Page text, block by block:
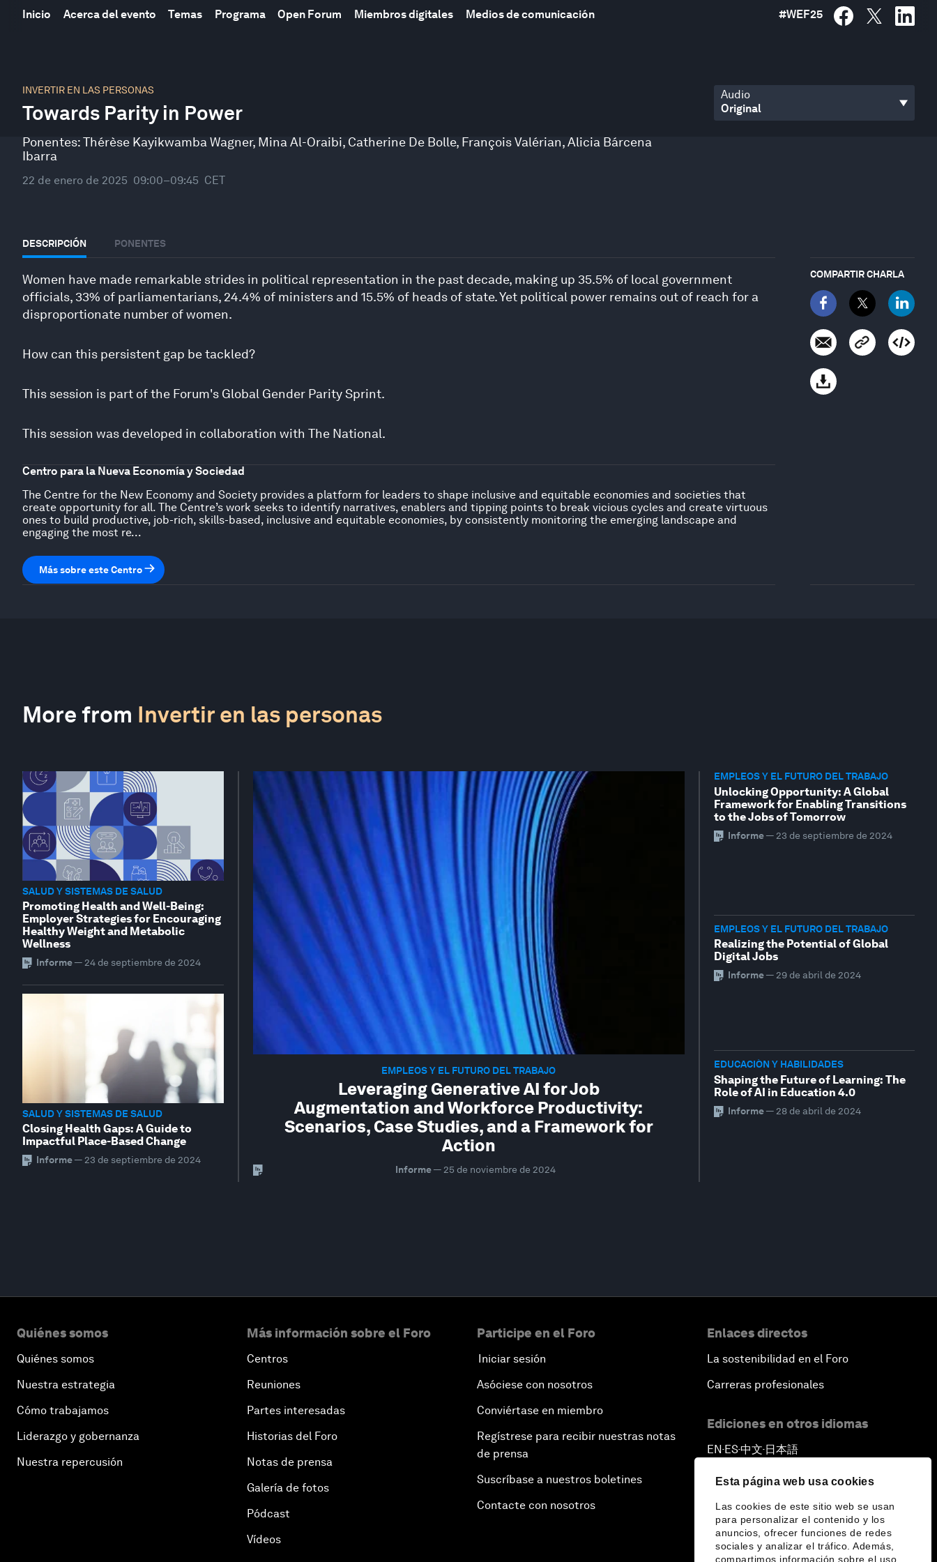
Esta página web usa cookies
Las cookies de este sitio web se usan
para personalizar el contenido y los
anuncios, ofrecer funciones de redes
sociales y analizar el tráfico. Además,
compartimos información sobre el uso
Inicio Acerca del evento Temas Programa Open Forum Miembros digitales Medios de comunicación #WEF25
INVERTIR EN LAS PERSONAS
Towards Parity in Power
Ponentes:Thérèse Kayikwamba Wagner, Mina Al-Oraibi, Catherine De Bolle, François Valérian,Alicia Bárcena
Ibarra
22 de enero de 2025 09:00–09:45 CET
Audio
DESCRIPCIÓN PONENTES
Women have made remarkable strides in political representation in the past decade, making up 35.5% of local government
officials, 33% of parliamentarians, 24.4% of ministers and 15.5% of heads of state. Yet political power remains out of reach for a
disproportionate number of women.
How can this persistent gap be tackled?
This session is part of the Forum's Global Gender Parity Sprint.
This session was developed in collaboration with The National.
Centro para la Nueva Economía y Sociedad
The Centre for the New Economy and Society provides a platform for leaders to shape inclusive and equitable economies and societies that
create opportunity for all. The Centre’s work seeks to identify narratives, enablers and tipping points to break vicious cycles and create virtuous
ones to build productive, job-rich, skills-based, inclusive and equitable economies, by consistently monitoring the emerging landscape and
engaging the most re...
Más sobre este Centro
COMPARTIR CHARLA
More from Invertir en las personas
EMPLEOS Y EL FUTURO DEL TRABAJO
Leveraging Generative AI for Job
Augmentation and Workforce Productivity:
Scenarios, Case Studies, and a Framework for
Action
Informe— 25 de noviembre de 2024
SALUD Y SISTEMAS DE SALUD
Promoting Health and Well-Being:
Employer Strategies for Encouraging
Healthy Weight and Metabolic
Wellness
Informe—24 de septiembre de 2024
SALUD Y SISTEMAS DE SALUD
Closing Health Gaps: A Guide to
Impactful Place-Based Change
Informe—23 de septiembre de 2024
EMPLEOS Y EL FUTURO DEL TRABAJO
Unlocking Opportunity: A Global
Framework for Enabling Transitions
to the Jobs of Tomorrow
Informe— 23 de septiembre de 2024
EMPLEOS Y EL FUTURO DEL TRABAJO
Realizing the Potential of Global
Digital Jobs
Informe— 29 de abril de 2024
EDUCACIÓN Y HABILIDADES
Shaping the Future of Learning: The
Role of AI in Education 4.0
Informe— 28 de abril de 2024
seconds
46
minutes,
secondsVolume
90%
Quiénes somos
Quiénes somos
Nuestra estrategia
Cómo trabajamos
Liderazgo y gobernanza
Nuestra repercusión
Más información sobre el Foro
Centros
Reuniones
Partes interesadas
Historias del Foro
Notas de prensa
Galería de fotos
Pódcast
Vídeos
Participe en el Foro
Iniciar sesión
Asóciese con nosotros
Conviértase en miembro
Regístrese para recibir nuestras notas
de prensa
Suscríbase a nuestros boletines
Contacte con nosotros
Enlaces directos
La sostenibilidad en el Foro
Carreras profesionales
Ediciones en otros idiomas
EN ▪ES▪中文▪ 日本語